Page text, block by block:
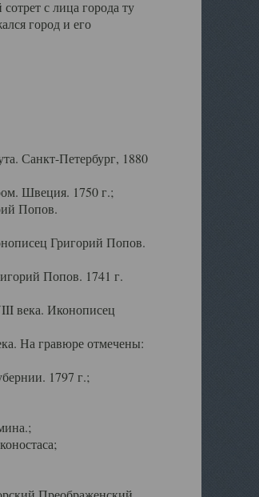
с лица города ту
город и его
Санкт-Петербург, 1880
Швеция. 1750 г.;
Попов.
Григорий Попов.
Попов. 1741 г.
века. Иконописец
На гравюре отмечены:
1797 г.;